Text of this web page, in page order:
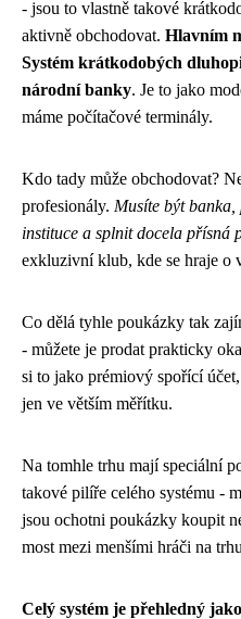
- jsou to vlastně takové
aktivně obchodovat. Hlavním
Systém krátkodobých
národní banky. Je to jako
máme počítačové terminály.
Kdo tady může obchodovat?
profesionály. Musíte být
instituce a splnit docela přísná
exkluzivní klub, kde se hraje o
Co dělá tyhle poukázky tak
- můžete je prodat prakticky
si to jako prémiový spořící
jen ve větším měřítku.
Na tomhle trhu mají speciální
takové pilíře celého systému -
jsou ochotni poukázky koupit
most mezi menšími hráči na
Celý systém je přehledný